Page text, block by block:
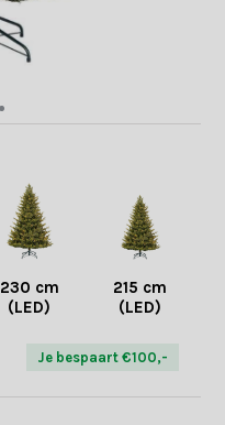
230 cm
(LED)
215 cm
(LED)
Je bespaart €100,-